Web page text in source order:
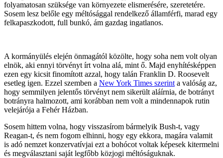
folyamatosan szüksége van környezete elismerésére, szeretetére.
Sosem lesz belőle egy méltósággal rendelkező államférfi, marad egy
felkapaszkodott, full bunkó, ám gazdag ingatlanos.
A kormányülés elején önmagától közölte, hogy soha nem volt olyan
elnök, aki ennyi törvényt írt volna alá, mint ő. Majd enyhítésképpen
ezen egy kicsit finomított azzal, hogy talán Franklin D. Roosevelt
esetleg igen. Ezzel szemben a New York Times szerint a valóság az,
hogy semmilyen jelentős törvényt nem sikerült aláírnia, de botrányt
botrányra halmozott, ami korábban nem volt a mindennapok rutin
velejárója a Fehér Házban.
Sosem hittem volna, hogy visszasírom bármelyik Bush-t, vagy
Reagan-t, és nem fogom elhinni, hogy egy ekkora, magára valamit
is adó nemzet konzervatívjai ezt a bohócot voltak képesek kitermelni
és megválasztani saját legfőbb közjogi méltóságuknak.